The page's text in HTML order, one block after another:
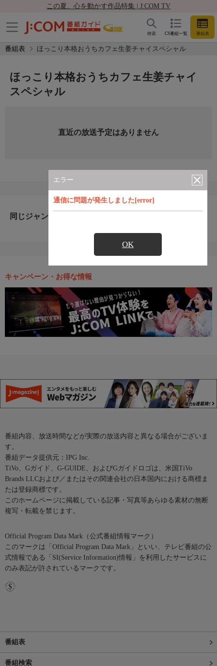
この夏、心を動かす作品特集 | J:COM TV
CS番組一覧 番組表
検索
番組表 ほっこり本格おうちカフェ生姜チャイスペシャル
エラー
通信に問題が発生しました[error]
OK
ほっこり本格おうちカフェ生姜チャイ
スペシャル
直近の放送予定はありません
同じジャンルのおすすめ番組
キャンペーン・お得な情報
番組内容、放送時間などが実際の放送内容と異なる場合がございま
す。
番組データ提供元：IPG Inc.
TiVo、Gガイド、G-GUIDE、およびGガイドロゴは、米国TiVo
Brands LLCおよび／またはその関連会社の日本国内における商標ま
たは登録商標です。
このホームページに掲載している記事・写真等あらゆる素材の無断
複写・転載を禁じます。
Official Program Data Mark（公式番組情報マーク）
このマークは「Official Program Data Mark」といい、テレビ番組の公
式情報である「SI(Service Information)情報」を利用したサービスに
のみ表記が許されているマークです。
番組表
番組検索